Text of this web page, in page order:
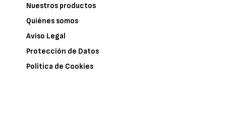
Nuestros productos
Quiénes somos
Aviso Legal
Protección de Datos
Política de Cookies